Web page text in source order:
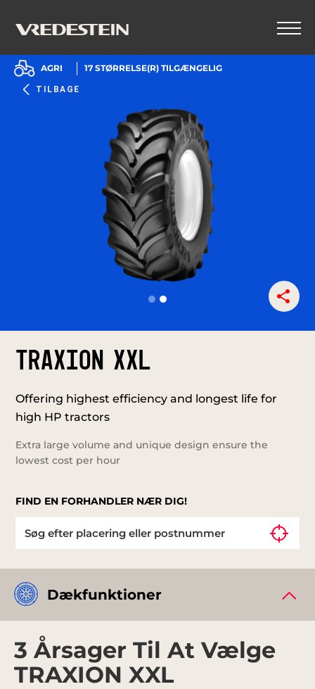
TILBAGE
AGRI 17 STØRRELSE(R) TILGÆNGELIG
TRAXION XXL
Offering highest efficiency and longest life for
high HP tractors
Extra large volume and unique design ensure the
lowest cost per hour
FIND EN FORHANDLER NÆR DIG!
Dækfunktioner
3 Årsager Til At Vælge
TRAXION XXL